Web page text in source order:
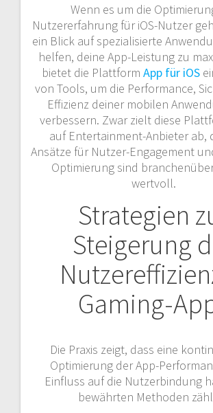
Wenn es um die
Nutzererfahrung für iOS-Nutzer
ein Blick auf spezialisierte
helfen, deine App-Leistung zu
bietet die Plattform App für iOS
von Tools, um die Performance,
Effizienz deiner mobilen
verbessern. Zwar zielt diese
auf Entertainment-Anbieter ab,
Ansätze für Nutzer-Engagement
Optimierung sind
wertvoll.
Strategien
Steigerung
Gaming-
Die Praxis zeigt, dass eine
Optimierung der App-
Einfluss auf die Nutzerbindung
bewährten Methoden